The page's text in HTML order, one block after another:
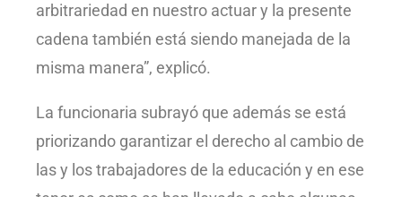
arbitrariedad en nuestro actuar y la presente
cadena también está siendo manejada de la
misma manera”, explicó.
La funcionaria subrayó que además se está
priorizando garantizar el derecho al cambio de
las y los trabajadores de la educación y en ese